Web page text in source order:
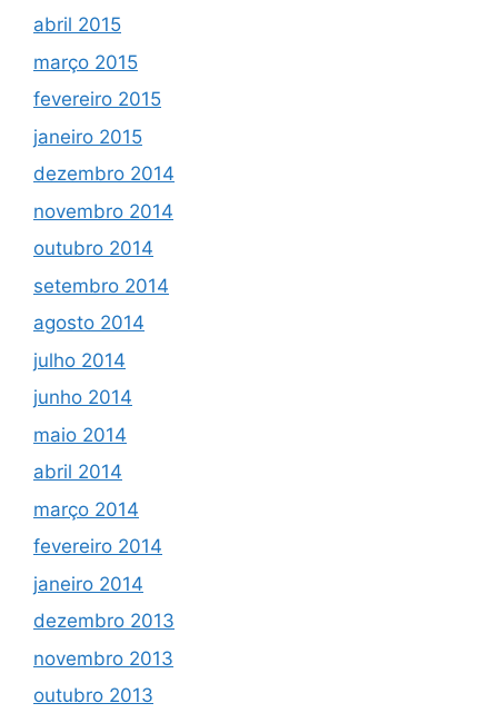
abril 2015
março 2015
fevereiro 2015
janeiro 2015
dezembro 2014
novembro 2014
outubro 2014
setembro 2014
agosto 2014
julho 2014
junho 2014
maio 2014
abril 2014
março 2014
fevereiro 2014
janeiro 2014
dezembro 2013
novembro 2013
outubro 2013